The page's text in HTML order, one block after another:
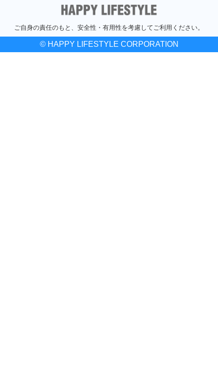
ご自身の責任のもと、安全性・有用性を考慮してご利用ください。
© HAPPY LIFESTYLE CORPORATION